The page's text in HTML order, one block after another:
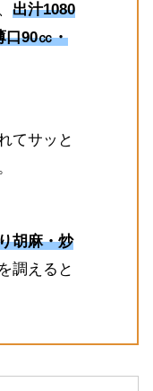
出汁1080
口90㏄・
てサッと
胡麻・炒
調えると